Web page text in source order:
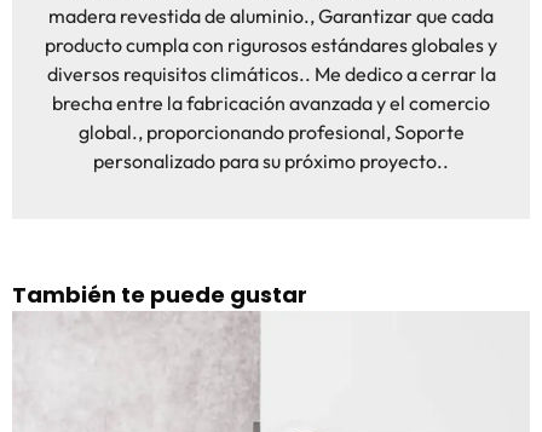
madera revestida de aluminio., Garantizar que cada
producto cumpla con rigurosos estándares globales y
diversos requisitos climáticos.. Me dedico a cerrar la
brecha entre la fabricación avanzada y el comercio
global., proporcionando profesional, Soporte
personalizado para su próximo proyecto..
También te puede gustar